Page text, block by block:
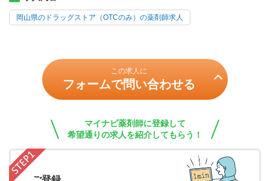
岡山県のドラッグストア（OTCのみ）の薬剤師求人
この求人に
フォームで問い合わせる
マイナビ薬剤師に登録して
希望通りの求人を紹介してもらう！